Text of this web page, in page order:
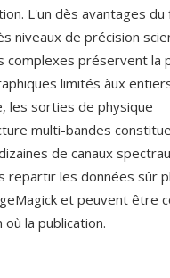
L'un dès avantages
niveaux de précision
préservent la
limités àux
les sorties de physique
multi-bandes
de canaux
repartir les données sûr
et peuvent être
la publication.